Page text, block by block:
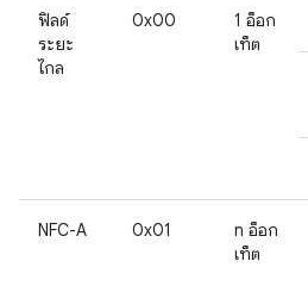
ฟิลด์
ระยะ
ไกล
0x00
1 อ็อก
เท็ต
NFC-A 0x01
n อ็อก
เท็ต